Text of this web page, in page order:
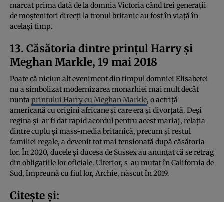
marcat prima dată de la domnia Victoria când trei generații
de moștenitori direcți la tronul britanic au fost în viață în
același timp.
13. Căsătoria dintre prințul Harry și
Meghan Markle, 19 mai 2018
Poate că niciun alt eveniment din timpul domniei Elisabetei
nu a simbolizat modernizarea monarhiei mai mult decât
nunta prințului Harry cu Meghan Markle, o actriță
americană cu origini africane și care era și divorțată. Deși
regina și-ar fi dat rapid acordul pentru acest mariaj, relația
dintre cuplu și mass-media britanică, precum și restul
familiei regale, a devenit tot mai tensionată după căsătoria
lor. În 2020, ducele și ducesa de Sussex au anunțat că se retrag
din obligațiile lor oficiale. Ulterior, s-au mutat în California de
Sud, împreună cu fiul lor, Archie, născut în 2019.
Citește și: